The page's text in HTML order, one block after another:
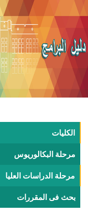
الكليات
مرحلة البكالوريوس
مرحلة الدراسات العليا
بحث فى المقررات